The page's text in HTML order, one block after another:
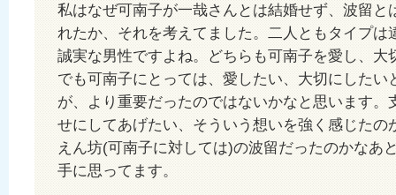
私はなぜ可南子が一哉さんとは結婚せず、波留と
れたか、それを考えてました。二人ともタイプは
誠実な男性ですよね。どちらも可南子を愛し、大
でも可南子にとっては、愛したい、大切にしたい
が、より重要だったのではないかなと思います。
せにしてあげたい、そういう想いを強く感じたの
えん坊(可南子に対しては)の波留だったのかなあ
手に思ってます。